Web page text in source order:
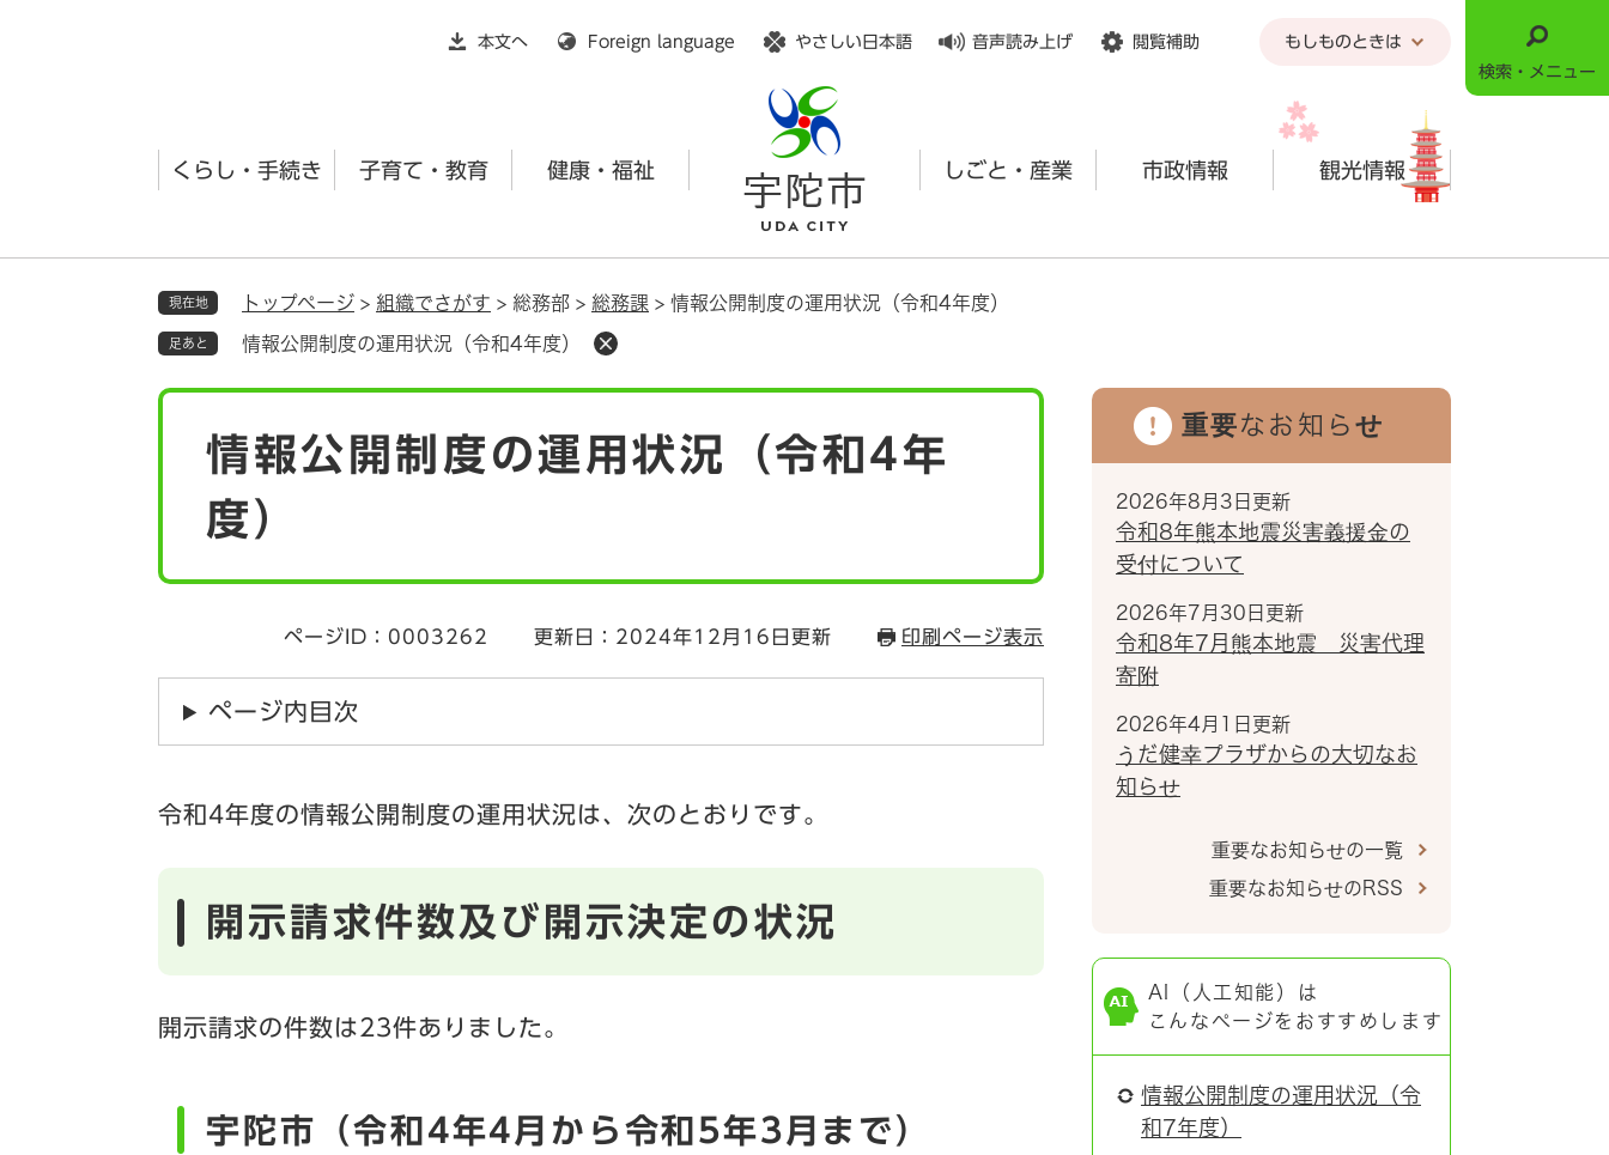
本文へ
Foreign language やさしい日本語 音声読み上げ 閲覧補助 もしものときは
くらし・手続き 子育て・教育 健康・福祉 しごと・産業 市政情報 観光情報
検索・メニュー
現在地 トップページ > 組織でさがす > 総務部 > 総務課 > 情報公開制度の運用状況（令和4年度）
足あと 情報公開制度の運用状況（令和4年度）
情報公開制度の運用状況（令和4年
度）
ページID：0003262 更新日：2024年12月16日更新 印刷ページ表示
ページ内目次
令和4年度の情報公開制度の運用状況は、次のとおりです。
開示請求件数及び開示決定の状況
開示請求の件数は23件ありました。
宇陀市（令和4年4月から令和5年3月まで）
重要なお知らせ
2026年8月3日更新
令和8年熊本地震災害義援金の
受付について
2026年7月30日更新
令和8年7月熊本地震 災害代理
寄附
2026年4月1日更新
うだ健幸プラザからの大切なお
知らせ
重要なお知らせの一覧
重要なお知らせのRSS
AI（人工知能）は
こんなページをおすすめします
情報公開制度の運用状況（令
和7年度）